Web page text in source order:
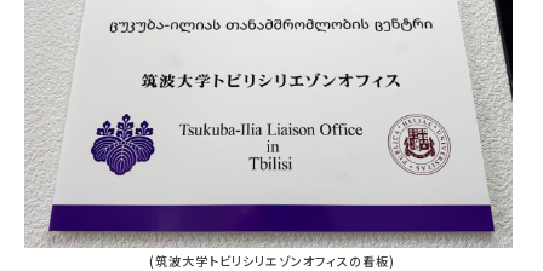
(筑波大学トビリシリエゾンオフィスの看板)